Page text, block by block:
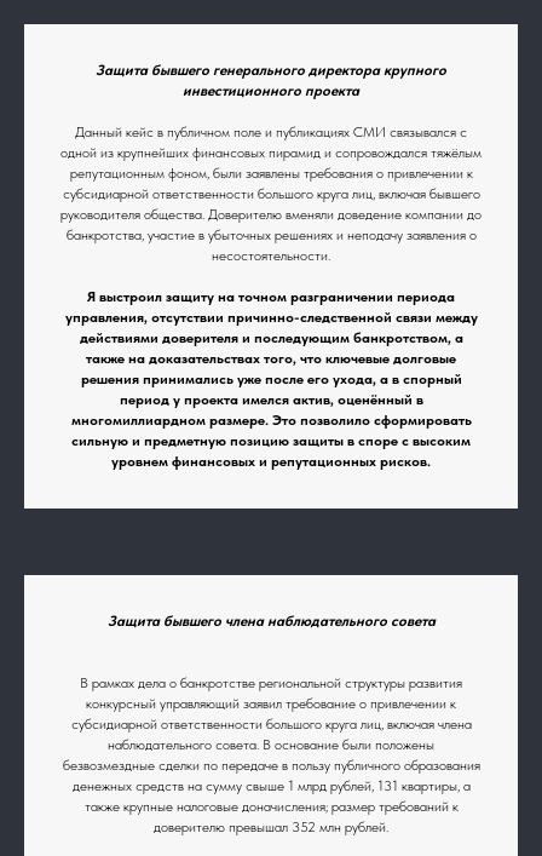
Защита бывшего генерального директора крупного
инвестиционного проекта
Данный кейс в публичном поле и публикациях СМИ связывался с
одной из крупнейших финансовых пирамид и сопровождался тяжёлым
репутационным фоном, были заявлены требования о привлечении к
субсидиарной ответственности большого круга лиц, включая бывшего
руководителя общества. Доверителю вменяли доведение компании до
банкротства, участие в убыточных решениях и неподачу заявления о
несостоятельности.
Я выстроил защиту на точном разграничении периода
управления, отсутствии причинно-следственной связи между
действиями доверителя и последующим банкротством, а
также на доказательствах того, что ключевые долговые
решения принимались уже после его ухода, а в спорный
период у проекта имелся актив, оценённый в
многомиллиардном размере. Это позволило сформировать
сильную и предметную позицию защиты в споре с высоким
уровнем финансовых и репутационных рисков.
Защита бывшего члена наблюдательного совета
В рамках дела о банкротстве региональной структуры развития
конкурсный управляющий заявил требование о привлечении к
субсидиарной ответственности большого круга лиц, включая члена
наблюдательного совета. В основание были положены
безвозмездные сделки по передаче в пользу публичного образования
денежных средств на сумму свыше 1 млрд рублей, 131 квартиры, а
также крупные налоговые доначисления; размер требований к
доверителю превышал 352 млн рублей.